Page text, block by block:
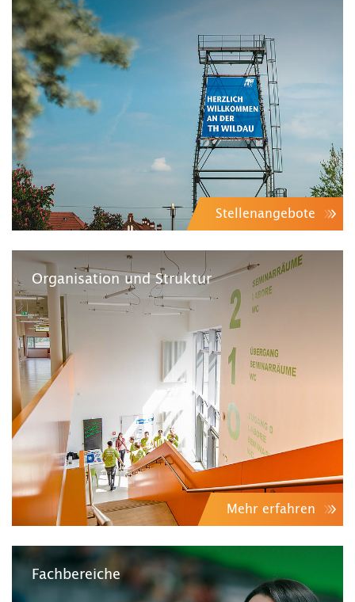
Stellenangebote
Organisation und Struktur
Mehr erfahren
Fachbereiche